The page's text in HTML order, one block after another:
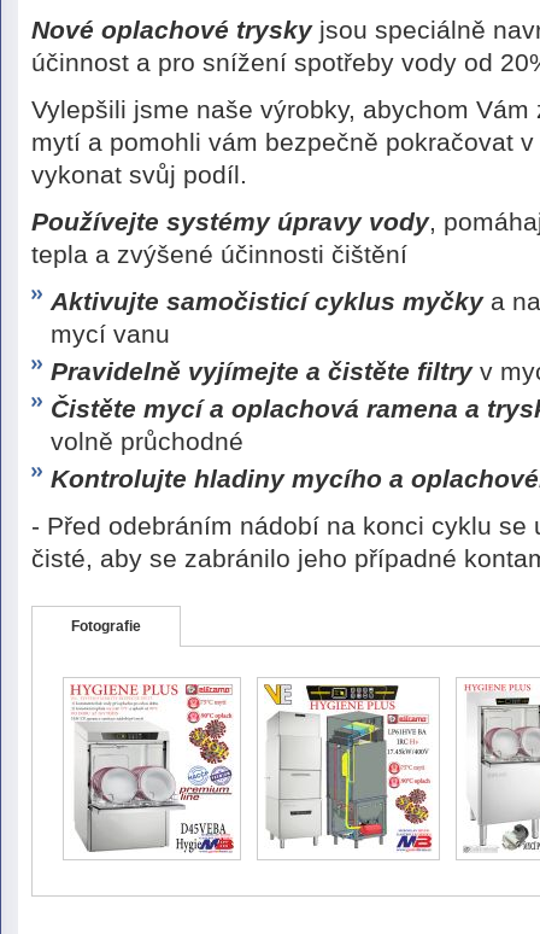
Nové oplachové tryskyjsou speciálně
účinnost a pro snížení spotřeby vody od
Vylepšili jsme naše výrobky, abychom
mytí a pomohli vám bezpečně pokračovat
vykonat svůj podíl.
Používejte systémy úpravy vody,
tepla a zvýšené účinnosti čištění
Aktivujte samočisticí cyklus myčkya
mycí vanu
Pravidelně vyjímejte a čistěte filtryv
Čistěte mycí a oplachová ramena a
volně průchodné
Kontrolujte hladiny mycího a
- Před odebráním nádobí na konci cyklu se
čisté, aby se zabránilo jeho případné
Fotografie